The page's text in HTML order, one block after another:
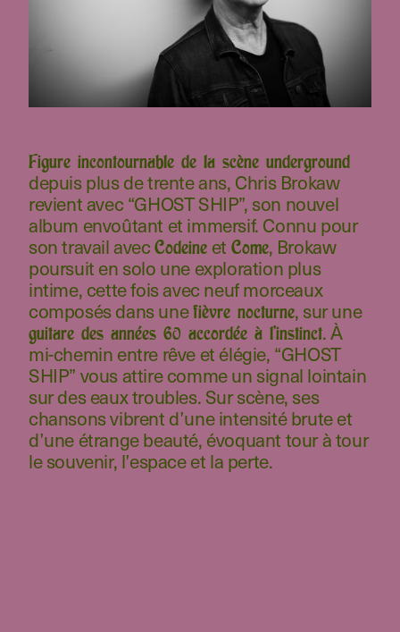
Figure incontournable de la scène underground
depuis plus de trente ans, Chris Brokaw
revient avec “GHOST SHIP”, son nouvel
album envoûtant et immersif. Connu pour
son travail avecCodeine et Come, Brokaw
poursuit en solo une exploration plus
intime, cette fois avec neuf morceaux
composés dans unefièvre nocturne, sur une
guitare des années 60 accordée à l’instinct. À
mi-chemin entre rêve et élégie, “GHOST
SHIP” vous attire comme un signal lointain
sur des eaux troubles. Sur scène, ses
chansons vibrent d’une intensité brute et
d’une étrange beauté, évoquant tour à tour
le souvenir, l’espace et la perte.